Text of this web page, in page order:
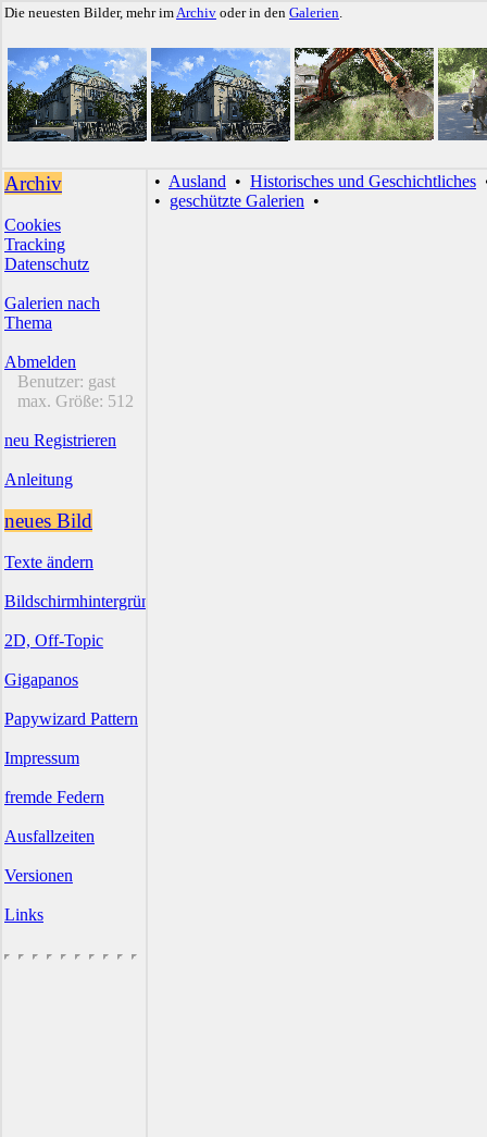
Die neuesten Bilder, mehr imArchiv oder in den Galerien.
Archiv
Cookies
Tracking
Datenschutz
Galerien nach
Thema
Abmelden
Benutzer: gast
max. Größe: 512
neu Registrieren
Anleitung
neues Bild
Texte ändern
Bildschirmhintergründe
2D, Off-Topic
Gigapanos
Papywizard Pattern
Impressum
fremde Federn
Ausfallzeiten
Versionen
Links
• Ausland • Historisches und Geschichtliches
• geschützte Galerien •